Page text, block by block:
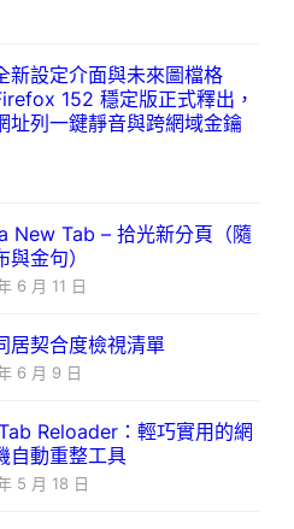
新設定介面與未來圖檔格
152 穩定版正式釋出，
址列一鍵靜音與跨網域金鑰
New Tab – 拾光新分頁（隨
與金句）
6 月 11 日
居契合度檢視清單
6 月 9 日
Reloader：輕巧實用的網
自動重整工具
5 月 18 日